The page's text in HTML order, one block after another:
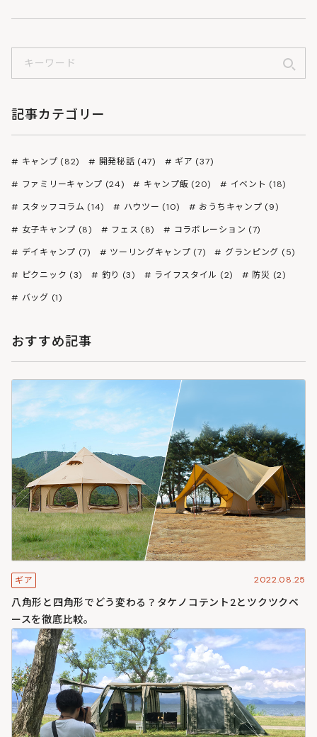
記事カテゴリー
キャンプ (82) 開発秘話 (47)
ギア (37)
ファミリーキャンプ (24)
キャンプ飯 (20)
イベント (18)
スタッフコラム (14)
ハウツー (10)
おうちキャンプ (9)
女子キャンプ (8)
フェス (8)
コラボレーション (7)
デイキャンプ (7)
ツーリングキャンプ (7)
グランピング (5)
ピクニック (3)
釣り (3) ライフスタイル (2)
防災 (2)
バッグ (1)
おすすめ記事
ギア 2022.08.25
八角形と四角形でどう変わる？タケノコテント2とツクツクベ
ースを徹底比較。